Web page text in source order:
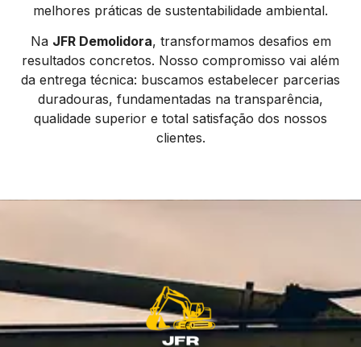
melhores práticas de sustentabilidade ambiental.
Na JFR Demolidora, transformamos desafios em
resultados concretos. Nosso compromisso vai além
da entrega técnica: buscamos estabelecer parcerias
duradouras, fundamentadas na transparência,
qualidade superior e total satisfação dos nossos
clientes.